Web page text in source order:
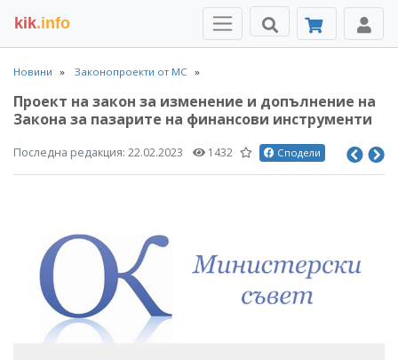
kik.info
Новини Законопроекти от МС
Проект на закон за изменение и допълнение на
Закона за пазарите на финансови инструменти
Последна редакция: 22.02.2023 1432 Сподели